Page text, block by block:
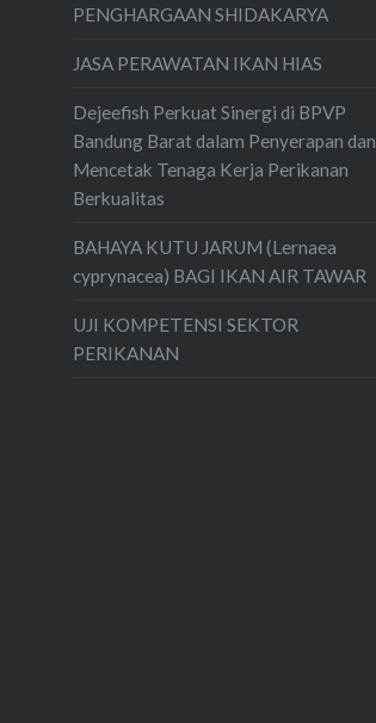
PENGHARGAAN SHIDAKARYA
JASA PERAWATAN IKAN HIAS
Dejeefish Perkuat Sinergi di BPVP
Bandung Barat dalam Penyerapan dan
Mencetak Tenaga Kerja Perikanan
Berkualitas
BAHAYA KUTU JARUM (Lernaea
cyprynacea) BAGI IKAN AIR TAWAR
UJI KOMPETENSI SEKTOR
PERIKANAN